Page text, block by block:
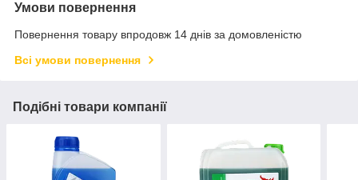
Умови повернення
Повернення товару впродовж 14 днів за домовленістю
Всі умови повернення
Подібні товари компанії